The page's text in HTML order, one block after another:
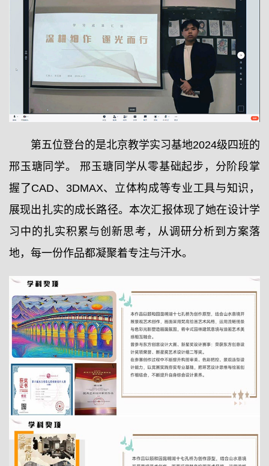
第五位登台的是北京教学实习基地2024级四班的
邢玉瑭同学。 邢玉瑭同学从零基础起步，分阶段掌
握了CAD、3DMAX、立体构成等专业工具与知识，
展现出扎实的成长路径。本次汇报体现了她在设计学
习中的扎实积累与创新思考，从调研分析到方案落
地，每一份作品都凝聚着专注与汗水。